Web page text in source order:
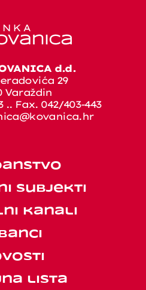
d.d.
29
Varaždin
.. Fax. 042/403-443
subjekti
kanali
lista